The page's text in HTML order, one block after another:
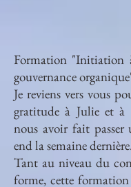
Formation "Initiation
gouvernance
Je reviens vers vous
gratitude à Julie et à
nous avoir fait passer
end la semaine
Tant au niveau du
forme, cette